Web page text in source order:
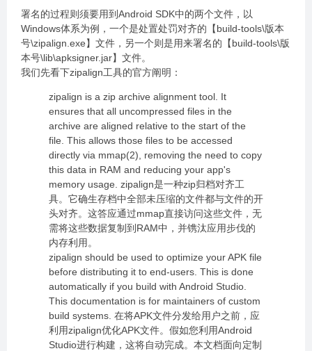
署名的过程则须要用到Android SDK中的两个文件，以
Windows体系为例，一个是处置处罚对齐的【build-tools\版本
号\zipalign.exe】文件，另一个则是用来署名的【build-tools\版
本号\lib\apksigner.jar】文件。
我们先看下zipalign工具的官方阐明：
zipalign is a zip archive alignment tool. It
ensures that all uncompressed files in the
archive are aligned relative to the start of the
file. This allows those files to be accessed
directly via mmap(2), removing the need to copy
this data in RAM and reducing your app's
memory usage. zipalign是一种zip归档对齐工
具。它确生存档中全部未压缩的文件都与文件的开
头对齐。这答应通过mmap直接访问这些文件，无
需将这些数据复制到RAM中，并镌汰应用步伐的
内存利用。
zipalign should be used to optimize your APK file
before distributing it to end-users. This is done
automatically if you build with Android Studio.
This documentation is for maintainers of custom
build systems. 在将APK文件分发给用户之前，应
利用zipalign优化APK文件。假如您利用Android
Studio进行构建，这将自动完成。本文档面向定制